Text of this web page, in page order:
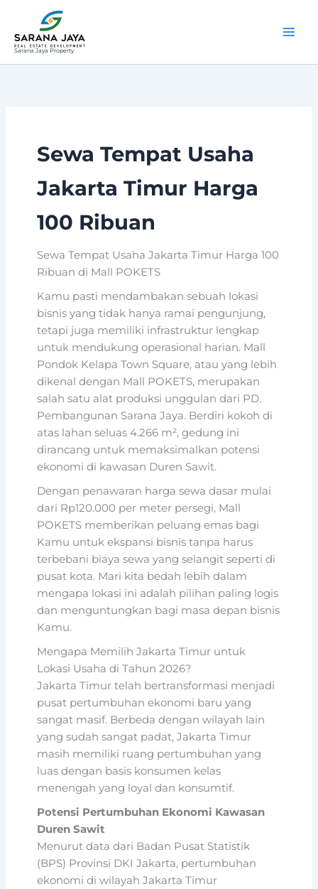
konten
Sarana Jaya Property
Sewa Tempat Usaha
Jakarta Timur Harga
100 Ribuan
Sewa Tempat Usaha Jakarta Timur Harga 100
Ribuan di Mall POKETS
Kamu pasti mendambakan sebuah lokasi
bisnis yang tidak hanya ramai pengunjung,
tetapi juga memiliki infrastruktur lengkap
untuk mendukung operasional harian. Mall
Pondok Kelapa Town Square, atau yang lebih
dikenal dengan Mall POKETS, merupakan
salah satu alat produksi unggulan dari PD.
Pembangunan Sarana Jaya. Berdiri kokoh di
atas lahan seluas 4.266 m², gedung ini
dirancang untuk memaksimalkan potensi
ekonomi di kawasan Duren Sawit.
Dengan penawaran harga sewa dasar mulai
dari Rp120.000 per meter persegi, Mall
POKETS memberikan peluang emas bagi
Kamu untuk ekspansi bisnis tanpa harus
terbebani biaya sewa yang selangit seperti di
pusat kota. Mari kita bedah lebih dalam
mengapa lokasi ini adalah pilihan paling logis
dan menguntungkan bagi masa depan bisnis
Kamu.
Mengapa Memilih Jakarta Timur untuk
Lokasi Usaha di Tahun 2026?
Jakarta Timur telah bertransformasi menjadi
pusat pertumbuhan ekonomi baru yang
sangat masif. Berbeda dengan wilayah lain
yang sudah sangat padat, Jakarta Timur
masih memiliki ruang pertumbuhan yang
luas dengan basis konsumen kelas
menengah yang loyal dan konsumtif.
Potensi Pertumbuhan Ekonomi Kawasan
Duren Sawit
Menurut data dari Badan Pusat Statistik
(BPS) Provinsi DKI Jakarta, pertumbuhan
ekonomi di wilayah Jakarta Timur